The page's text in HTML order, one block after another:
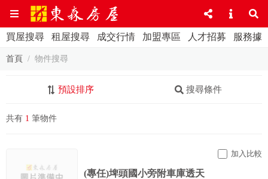
買屋搜尋 租屋搜尋 成交行情 加盟專區 人才招募 服務據
首頁 物件搜尋
預設排序 搜尋條件
共有 1 筆物件
加入比較
(專任)埤頭國小旁附車庫透天